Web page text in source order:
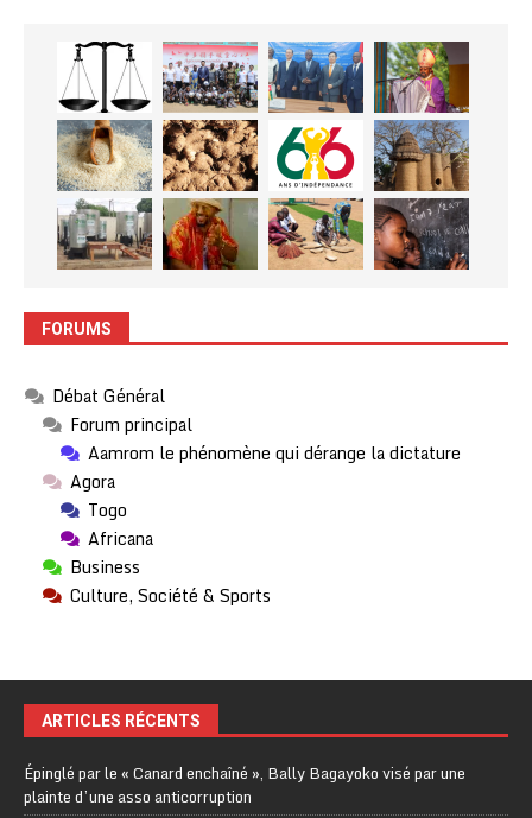
FORUMS
Débat Général
Forum principal
Aamrom le phénomène qui dérange la dictature
Agora
Togo
Africana
Business
Culture, Société & Sports
ARTICLES RÉCENTS
Épinglé par le « Canard enchaîné », Bally Bagayoko visé par une
plainte d’une asso anticorruption